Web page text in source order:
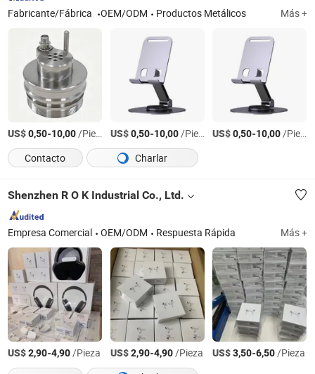
Fabricante/Fábrica OEM/ODM Productos Metálicos Más +
US$0,50-10,00/Pieza US$0,50-10,00/Pieza US$0,50-10,00/Pieza
Contacto
Charlar
Shenzhen R O K Industrial Co., Ltd.
Empresa Comercial OEM/ODM Respuesta Rápida Más +
US$2,90-4,90/Pieza US$2,90-4,90/Pieza US$3,50-6,50/Pieza